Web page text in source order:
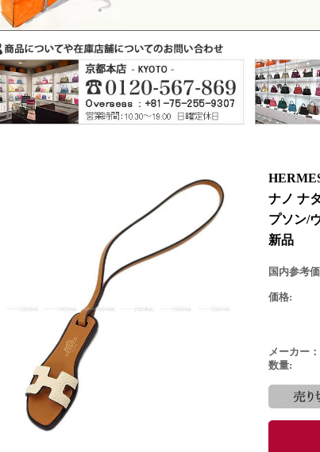
ナノ ナ
プソン/
新品
国内参考
価格:
メーカー：
数量: